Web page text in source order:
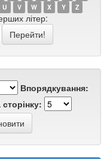
U V W X Y Z
літер:
Впорядкування: